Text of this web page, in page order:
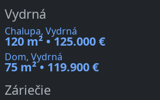
Vydrná
Chalupa, Vydrná
120 m² • 125.000 €
Dom, Vydrná
75 m² • 119.900 €
Záriečie